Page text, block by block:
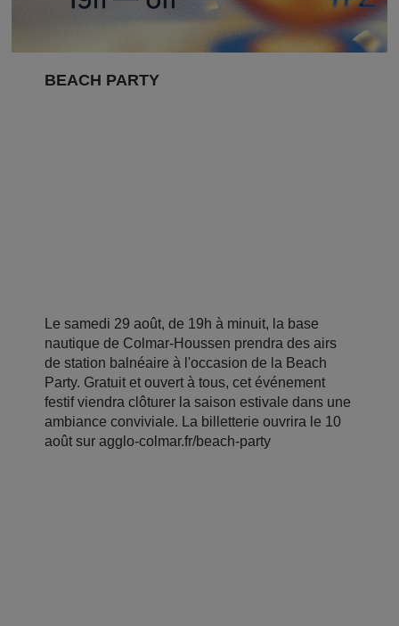
BEACH PARTY
Le samedi 29 août, de 19h à minuit, la base
nautique de Colmar-Houssen prendra des airs
de station balnéaire à l'occasion de la Beach
Party. Gratuit et ouvert à tous, cet événement
festif viendra clôturer la saison estivale dans une
ambiance conviviale. La billetterie ouvrira le 10
août sur agglo-colmar.fr/beach-party